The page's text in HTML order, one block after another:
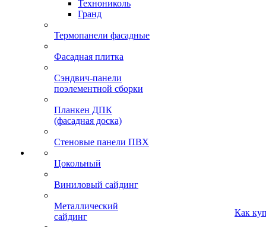
Технониколь
Гранд
Термопанели фасадные
Фасадная плитка
Сэндвич-панели
поэлементной сборки
Планкен ДПК
(фасадная доска)
Стеновые панели ПВХ
Цокольный
Виниловый сайдинг
Металлический
сайдинг
Как